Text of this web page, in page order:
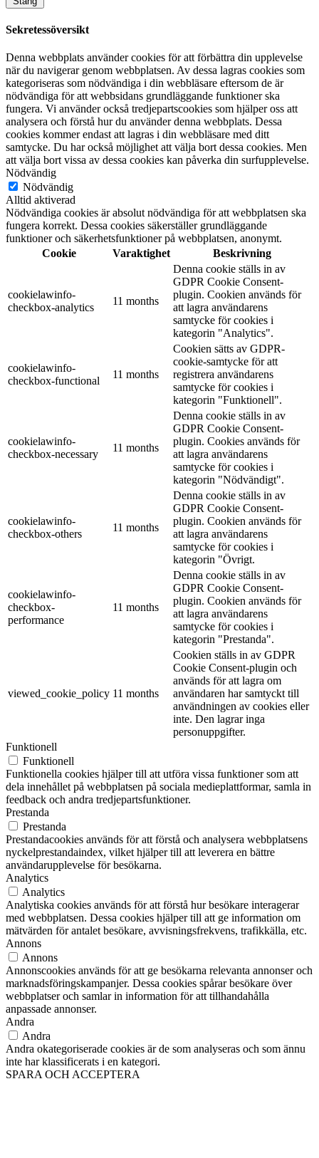
Sekretessöversikt
Denna webbplats använder cookies för att förbättra din upplevelse
när du navigerar genom webbplatsen. Av dessa lagras cookies som
kategoriseras som nödvändiga i din webbläsare eftersom de är
nödvändiga för att webbsidans grundläggande funktioner ska
fungera. Vi använder också tredjepartscookies som hjälper oss att
analysera och förstå hur du använder denna webbplats. Dessa
cookies kommer endast att lagras i din webbläsare med ditt
samtycke. Du har också möjlighet att välja bort dessa cookies. Men
att välja bort vissa av dessa cookies kan påverka din surfupplevelse.
Nödvändig
Nödvändig
Alltid aktiverad
Nödvändiga cookies är absolut nödvändiga för att webbplatsen ska
fungera korrekt. Dessa cookies säkerställer grundläggande
funktioner och säkerhetsfunktioner på webbplatsen, anonymt.
Cookie
Varaktighet Beskrivning
cookielawinfo-
checkbox-analytics
11 months
Denna cookie ställs in av
GDPR Cookie Consent-
plugin. Cookien används för
att lagra användarens
samtycke för cookies i
kategorin "Analytics".
cookielawinfo-
checkbox-functional
11 months
Cookien sätts av GDPR-
cookie-samtycke för att
registrera användarens
samtycke för cookies i
kategorin "Funktionell".
cookielawinfo-
checkbox-necessary
11 months
Denna cookie ställs in av
GDPR Cookie Consent-
plugin. Cookies används för
att lagra användarens
samtycke för cookies i
kategorin "Nödvändigt".
cookielawinfo-
checkbox-others
11 months
Denna cookie ställs in av
GDPR Cookie Consent-
plugin. Cookien används för
att lagra användarens
samtycke för cookies i
kategorin "Övrigt.
cookielawinfo-
checkbox-
performance
11 months
Denna cookie ställs in av
GDPR Cookie Consent-
plugin. Cookien används för
att lagra användarens
samtycke för cookies i
kategorin "Prestanda".
viewed_cookie_policy 11 months
Cookien ställs in av GDPR
Cookie Consent-plugin och
används för att lagra om
användaren har samtyckt till
användningen av cookies eller
inte. Den lagrar inga
personuppgifter.
Funktionell
Funktionell
Funktionella cookies hjälper till att utföra vissa funktioner som att
dela innehållet på webbplatsen på sociala medieplattformar, samla in
feedback och andra tredjepartsfunktioner.
Prestanda
Prestanda
Prestandacookies används för att förstå och analysera webbplatsens
nyckelprestandaindex, vilket hjälper till att leverera en bättre
användarupplevelse för besökarna.
Analytics
Analytics
Analytiska cookies används för att förstå hur besökare interagerar
med webbplatsen. Dessa cookies hjälper till att ge information om
mätvärden för antalet besökare, avvisningsfrekvens, trafikkälla, etc.
Annons
Annons
Annonscookies används för att ge besökarna relevanta annonser och
marknadsföringskampanjer. Dessa cookies spårar besökare över
webbplatser och samlar in information för att tillhandahålla
anpassade annonser.
Andra
Andra
Andra okategoriserade cookies är de som analyseras och som ännu
inte har klassificerats i en kategori.
SPARA OCH ACCEPTERA